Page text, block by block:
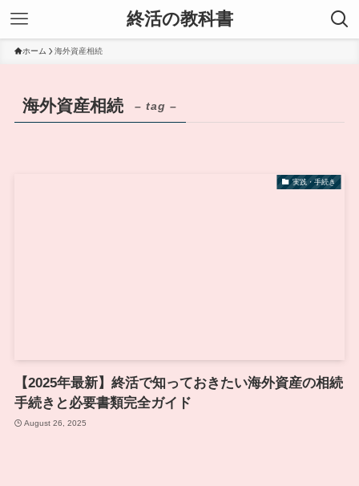
終活の教科書
ホーム 海外資産相続
海外資産相続 – tag –
実践・手続き
【2025年最新】終活で知っておきたい海外資産の相続
手続きと必要書類完全ガイド
August 26, 2025